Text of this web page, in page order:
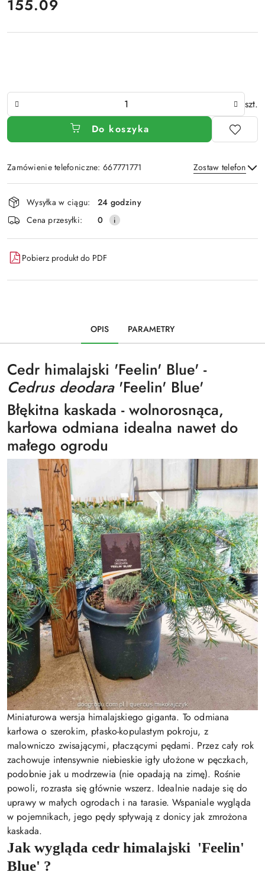
cena:
155.09
Ilość
szt.
Do koszyka
Zamówienie telefoniczne: 667771771 Zostaw telefon
Wyślij
Dostępność
i
dostawa
Wysyłka w ciągu:
24 godziny
Cena przesyłki:
0
Pobierz produkt do PDF
OPIS PARAMETRY
Cedr himalajski 'Feelin' Blue' -
Cedrus deodara'Feelin' Blue'
Błękitna kaskada - wolnorosnąca,
karłowa odmiana idealna nawet do
małego ogrodu
Miniaturowa wersja himalajskiego giganta. To odmiana
karłowa o szerokim, płasko-kopulastym pokroju, z
malowniczo zwisającymi, płaczącymi pędami. Przez cały rok
zachowuje intensywnie niebieskie igły ułożone w pęczkach,
podobnie jak u modrzewia (nie opadają na zimę). Rośnie
powoli, rozrasta się głównie wszerz. Idealnie nadaje się do
uprawy w małych ogrodach i na tarasie. Wspaniale wygląda
w pojemnikach, jego pędy spływają z donicy jak zmrożona
kaskada.
Jak wygląda cedr himalajski 'Feelin'
Blue' ?